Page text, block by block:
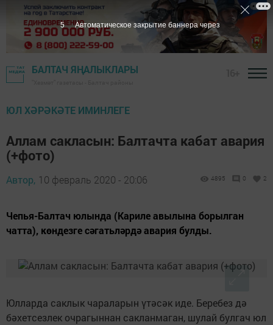
БАЛТАЧ ЯҢАЛЫКЛАРЫ
ЮЛ ХӘРӘКӘТЕ ИМИНЛЕГЕ
Аллам сакласын: Балтачта кабат авария
(+фото)
Автор, 10 февраль 2020 - 20:06 4895 0 2
Чепья-Балтач юлында (Кариле авылына борылган
чатта), көндезге сәгатьләрдә авария булды.
Юлларда саклык чараларын үтәсәк иде. Беребез дә
бәхетсезлек очрагыннан сакланмаган, шулай булгач юл
5 Автоматическое закрытие баннера через